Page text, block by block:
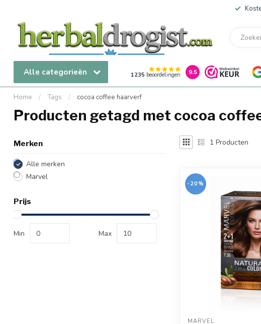
Alle categorieën 1235 beoordelingen 9.5
Home / Tags / cocoa coffee haarverf
Producten getagd met cocoa
Merken
Alle merken
Marvel
Prijs
Min Max
1 Producten
-20%
MARVEL